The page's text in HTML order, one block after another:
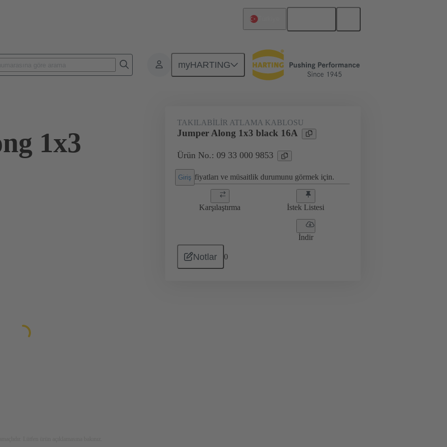
myHARTING
Aksesuarlar Han® ES Press geçmeli jumperlar 09 33 000 9853
1x3
TAKILABILIR ATLAMA KABLOSU
Jumper Along 1x3 black 16A
Ürün No.: 09 33 000 9853
Giriş fiyatları ve müsaitlik durumunu görmek için.
Karşılaştırma İstek Listesi
İndir
Notlar 0